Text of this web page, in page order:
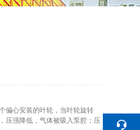
偏心安装的叶轮，当叶轮旋转
压强降低，气体被吸入泵腔；压